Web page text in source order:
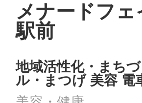
メナードフ
駅前
地域活性化・まち
ル・まつげ 美容 電